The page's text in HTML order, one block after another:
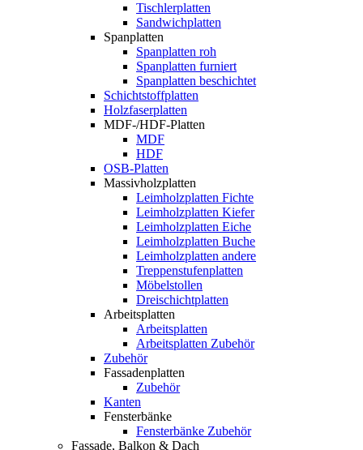
Tischlerplatten
Sandwichplatten
Spanplatten
Spanplatten roh
Spanplatten furniert
Spanplatten beschichtet
Schichtstoffplatten
Holzfaserplatten
MDF-/HDF-Platten
MDF
HDF
OSB-Platten
Massivholzplatten
Leimholzplatten Fichte
Leimholzplatten Kiefer
Leimholzplatten Eiche
Leimholzplatten Buche
Leimholzplatten andere
Treppenstufenplatten
Möbelstollen
Dreischichtplatten
Arbeitsplatten
Arbeitsplatten
Arbeitsplatten Zubehör
Zubehör
Fassadenplatten
Zubehör
Kanten
Fensterbänke
Fensterbänke Zubehör
Fassade, Balkon & Dach